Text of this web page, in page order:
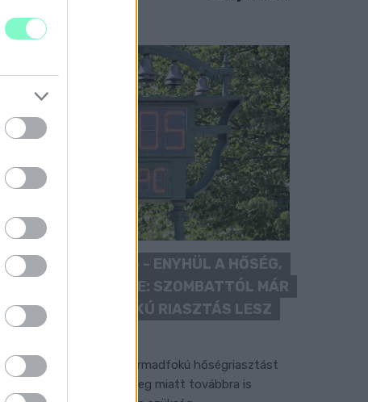
KÁNIKULA 2026 - ENYHÜL A HŐSÉG,
DE MÉG NINCS VÉGE: SZOMBATTÓL MÁR
“CSAK” MÁSODFOKÚ RIASZTÁS LESZ
ÉRVÉNYBEN
A július vége óta tartó harmadfokú hőségriasztást
mérséklik, de a tartós meleg miatt továbbra is